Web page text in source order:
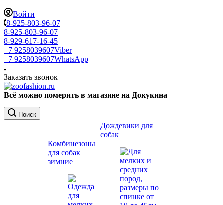
Войти
8-925-803-96-07
8-925-803-96-07
8-929-617-16-45
+7 9258039607Viber
+7 9258039607WhatsApp
Заказать звонок
Всё можно померить в магазине на Докукина
Поиск
Комбинезоны
для собак
зимние
Дождевики для
собак